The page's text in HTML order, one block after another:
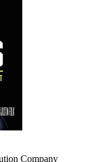
Company